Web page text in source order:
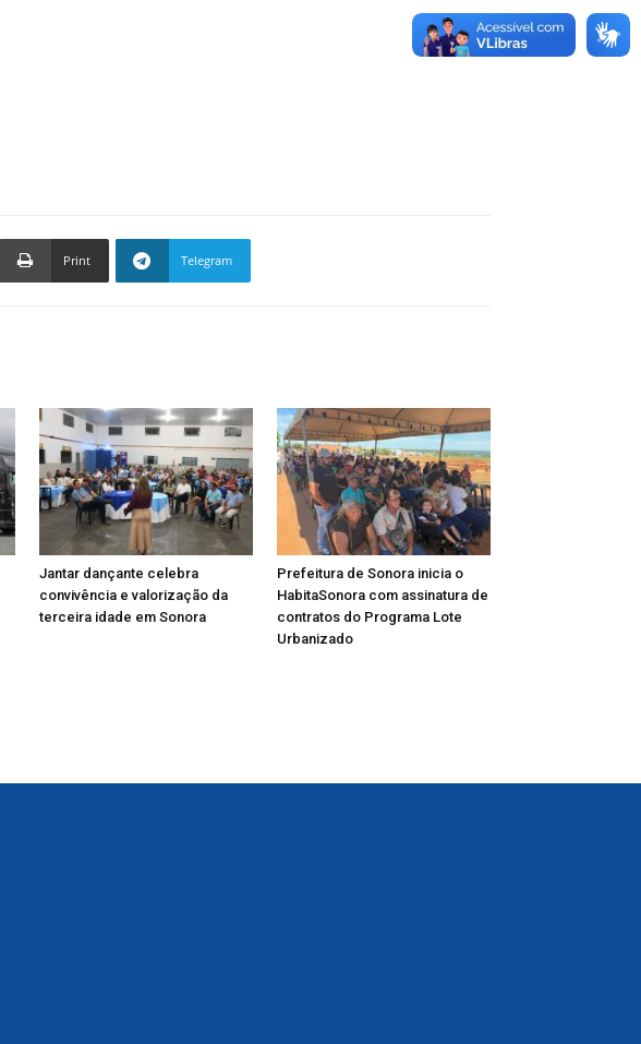
Print Telegram
Jantar dançante celebra
convivência e valorização da
terceira idade em Sonora
Prefeitura de Sonora inicia o
HabitaSonora com assinatura de
contratos do Programa Lote
Urbanizado